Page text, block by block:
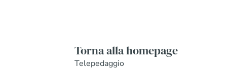
Torna alla homepage
Telepedaggio